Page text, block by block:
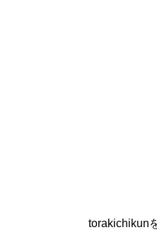
torakichikun